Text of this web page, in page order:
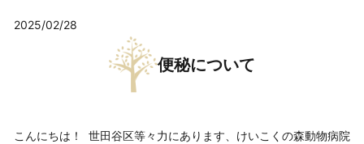
2025/02/28
便秘について
こんにちは！ 世田谷区等々力にあります、けいこくの森動物病院